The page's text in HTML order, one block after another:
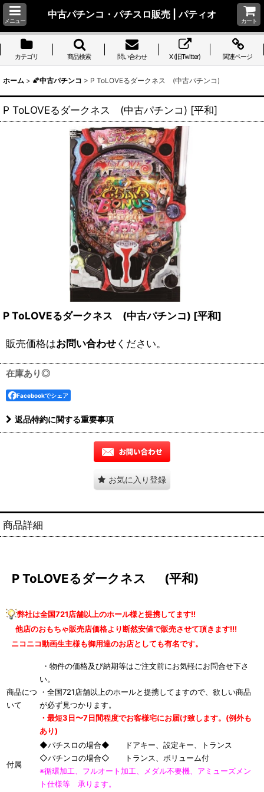
メニュー
中古パチンコ・パチスロ販売 | パティオ
カート
カテゴリ 商品検索 問い合わせ X (旧Twitter) 関連ページ
ホーム > 🌠中古パチンコ > P ToLOVEるダークネス (中古パチンコ)
P ToLOVEるダークネス (中古パチンコ) [平和]
P ToLOVEるダークネス (中古パチンコ) [平和]
販売価格はお問い合わせください。
在庫あり◎
Facebookでシェア
返品特約に関する重要事項
お気に入り登録
商品詳細
P ToLOVEるダークネス (平和)
弊社は全国721店舗以上のホール様と提携してます!!
他店のおもちゃ販売店価格より断然安値で販売させて頂きます!!!
ニコニコ動画生主様も御用達のお店としても有名です。
商品につ
いて
・物件の価格及び納期等はご注文前にお気軽にお問合せ下さ
い。
・全国721店舗以上のホールと提携してますので、欲しい商品
が必ず見つかります。
・最短3日〜7日間程度でお客様宅にお届け致します。(例外も
あり)
付属
◆パチスロの場合◆ ドアキー、設定キー、トランス
◇パチンコの場合◇ トランス、ボリューム付
※循環加工、フルオート加工、メダル不要機、アミューズメン
ト仕様等 承ります。